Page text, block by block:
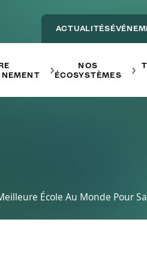
ACTUALITÉS
NOS
ÉCOSYSTÈMES
École Au Monde Pour